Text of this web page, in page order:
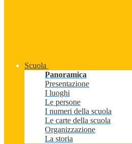
Scuola
Panoramica
Presentazione
I luoghi
Le persone
I numeri della scuola
Le carte della scuola
Organizzazione
La storia